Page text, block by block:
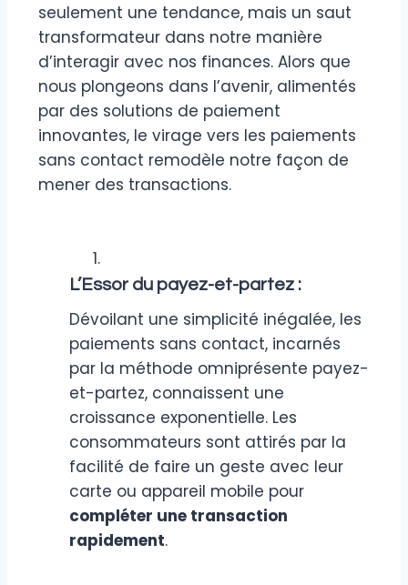
seulement une tendance, mais un saut
transformateur dans notre manière
d’interagir avec nos finances. Alors que
nous plongeons dans l’avenir, alimentés
par des solutions de paiement
innovantes, le virage vers les paiements
sans contact remodèle notre façon de
mener des transactions.
L’Essor du payez-et-partez :
Dévoilant une simplicité inégalée, les
paiements sans contact, incarnés
par la méthode omniprésente payez-
et-partez, connaissent une
croissance exponentielle. Les
consommateurs sont attirés par la
facilité de faire un geste avec leur
carte ou appareil mobile pour
compléter une transaction
rapidement.